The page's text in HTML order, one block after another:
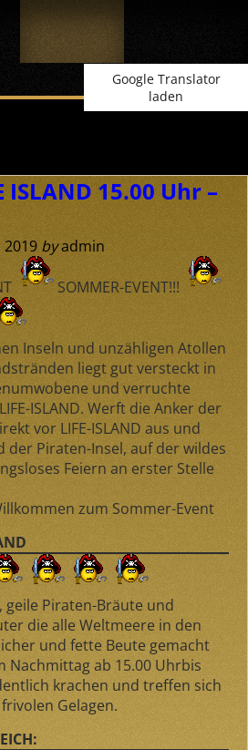
Google Translator
laden
ISLAND 15.00 Uhr –
byadmin
SOMMER-EVENT!!!
Inseln und unzähligen Atollen
liegt gut versteckt in
und verruchte
ISLAND. Werft die Anker der
vor LIFE-ISLAND aus und
der Piraten-Insel, auf der wildes
Feiern an erster Stelle
zum Sommer-Event
geile Piraten-Bräute und
die alle Weltmeere in den
und fette Beute gemacht
Nachmittagab 15.00 Uhrbis
krachen und treffen sich
Gelagen.